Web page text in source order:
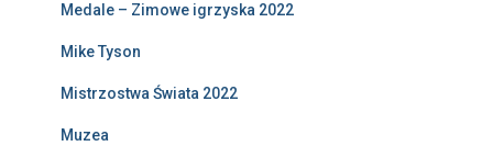
Medale – Zimowe igrzyska 2022
Mike Tyson
Mistrzostwa Świata 2022
Muzea